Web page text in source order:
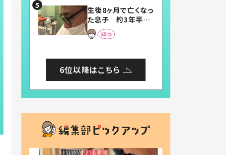
まらない」「幸せにな
れる」
生後8ヶ月で亡くなっ
た息子 約3年半
後、当時の妻の日記
に書いてあった本音
6位以降はこちら